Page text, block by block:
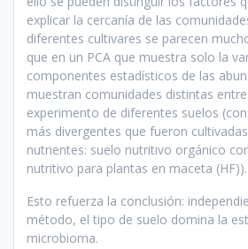
explicar la cercanía de las
diferentes cultivares se parecen
que en un PCA que muestra solo la
componentes estadísticos de las
muestran comunidades distintas
experimento de diferentes suelos
más divergentes que fueron
nutrientes: suelo nutritivo orgánico
nutritivo para plantas en maceta (HF)).
Esto refuerza la conclusión:
método, el tipo de suelo domina la
microbioma.